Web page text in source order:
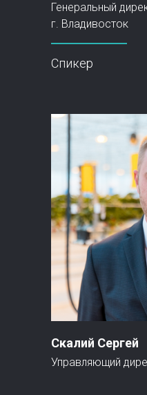
Генеральный
г. Владивосток
Спикер
Скалий Сергей
Управляющий